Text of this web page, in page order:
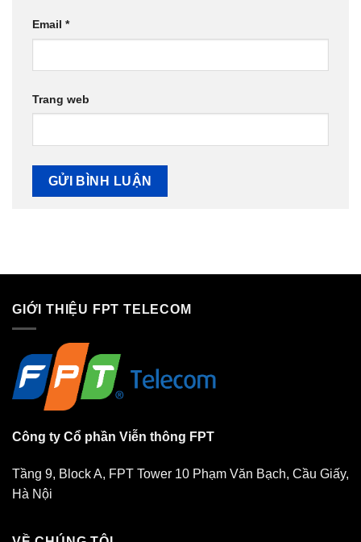
Email *
Trang web
GIỚI THIỆU FPT TELECOM
Công ty Cổ phần Viễn thông FPT
Tầng 9, Block A, FPT Tower 10 Phạm Văn Bạch, Cầu Giấy,
Hà Nội